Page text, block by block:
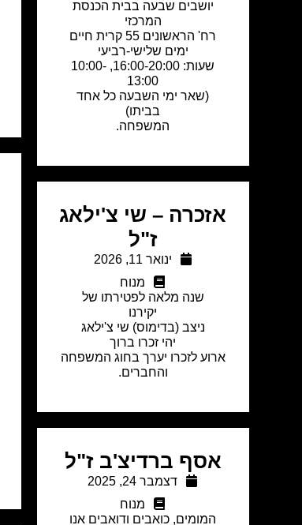
יושבים שבעה בבית הכנסת
המרכזי
רח' הראשונים 55 קרית חיים
ימים שלישי-רביעי
שעות: 16:00-20:00, 10:00-
13:00
(שאר ימי השבעה כל אחד
בביתו)
המשפחה.
אזכרה – שי צ'ילאג
ז"ל
ינואר 11, 2026
מנוח
שנה מלאה לפטירתו של
יקירנו
ניצב (בדימוס) שי צ'ילאג
יהי זכרו ברוך
ארוע לזכרו יערך בחוג המשפחה
והחברים.
אסף ברדיצ'ב ז"ל
דצמבר 24, 2025
מנוח
המומים, כואבים ודואבים אנו